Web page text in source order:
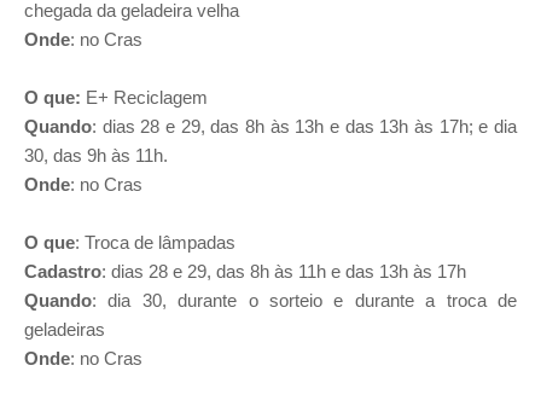
chegada da geladeira velha
Onde: no Cras
O que: E+ Reciclagem
Quando: dias 28 e 29, das 8h às 13h e das 13h às 17h; e dia
30, das 9h às 11h.
Onde: no Cras
O que: Troca de lâmpadas
Cadastro: dias 28 e 29, das 8h às 11h e das 13h às 17h
Quando: dia 30, durante o sorteio e durante a troca de
geladeiras
Onde: no Cras